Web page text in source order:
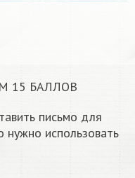
15 БАЛЛОВ
письмо для
нужно использовать